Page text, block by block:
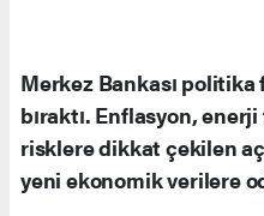
Merkez Bankası politika
bıraktı. Enflasyon,
risklere dikkat çekilen
yeni ekonomik verilere